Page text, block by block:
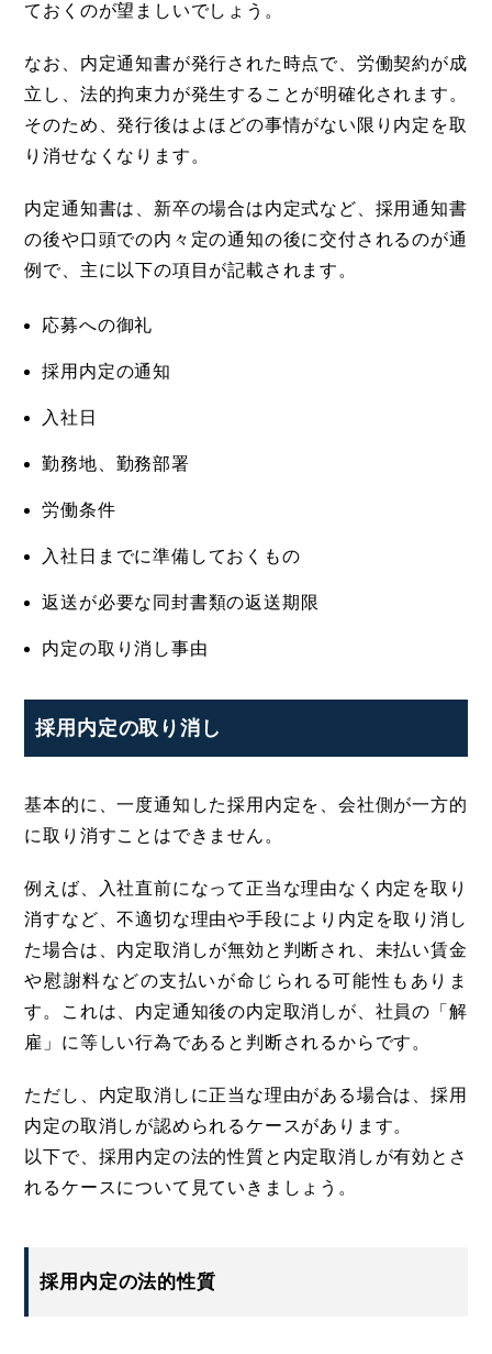
ておくのが望ましいでしょう。
なお、内定通知書が発行された時点で、労働契約が成
立し、法的拘束力が発生することが明確化されます。
そのため、発行後はよほどの事情がない限り内定を取
り消せなくなります。
内定通知書は、新卒の場合は内定式など、採用通知書
の後や口頭での内々定の通知の後に交付されるのが通
例で、主に以下の項目が記載されます。
応募への御礼
採用内定の通知
入社日
勤務地、勤務部署
労働条件
入社日までに準備しておくもの
返送が必要な同封書類の返送期限
内定の取り消し事由
採用内定の取り消し
基本的に、一度通知した採用内定を、会社側が一方的
に取り消すことはできません。
例えば、入社直前になって正当な理由なく内定を取り
消すなど、不適切な理由や手段により内定を取り消し
た場合は、内定取消しが無効と判断され、未払い賃金
や慰謝料などの支払いが命じられる可能性もありま
す。これは、内定通知後の内定取消しが、社員の「解
雇」に等しい行為であると判断されるからです。
ただし、内定取消しに正当な理由がある場合は、採用
内定の取消しが認められるケースがあります。
以下で、採用内定の法的性質と内定取消しが有効とさ
れるケースについて見ていきましょう。
採用内定の法的性質